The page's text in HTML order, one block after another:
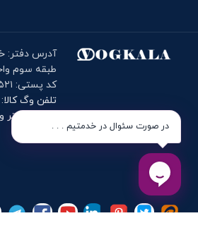
طبقه سوم
کد پستی: ۱۹۸۵۶۸۳۵۲۱
تلفن وگ کالا: ۲۶۳۷۳۲۶۲-۰۲۱ , ۲۶۳۷۳۲۶۴-۰۲۱
موبایل دفتر وگ
در صورت سئوال در خدمتیم . . .